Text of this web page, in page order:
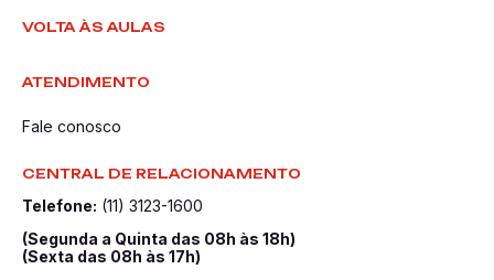
VOLTA ÀS AULAS
ATENDIMENTO
Fale conosco
CENTRAL DE RELACIONAMENTO
Telefone: (11) 3123-1600
(Segunda a Quinta das 08h às 18h)
(Sexta das 08h às 17h)